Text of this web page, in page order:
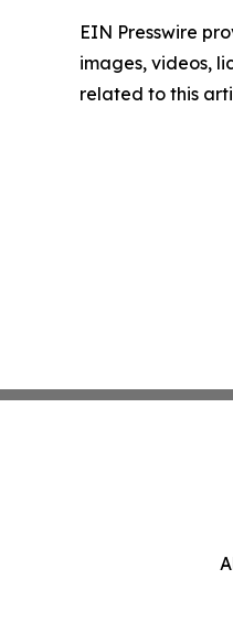
EIN Presswire
images, videos,
related to this